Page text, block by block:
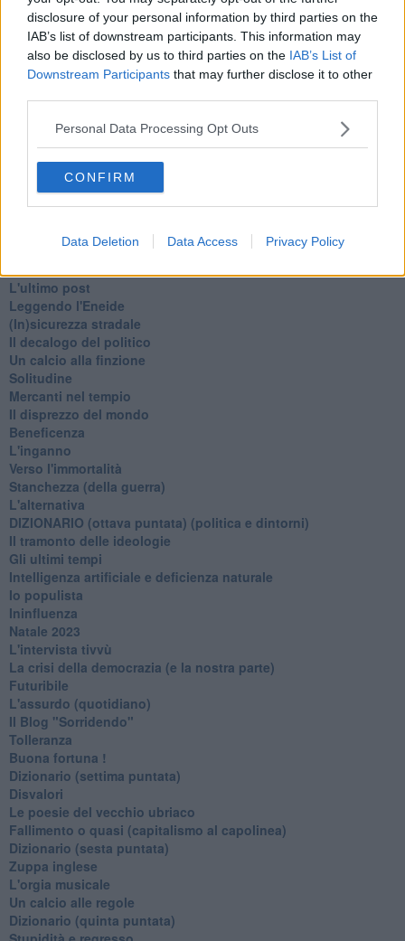
disclosure of your personal information by third parties on the
IAB’s list of downstream participants. This information may
also be disclosed by us to third parties on the IAB’s List of
Downstream Participants that may further disclose it to other
Personal Data Processing Opt Outs
CONFIRM
Data Deletion Data Access Privacy Policy
Schizzi di fango
Sor-riso amaro
Fine anno al ristorante
La festa di Capodanno
Re e regnanti
A noi interessa il dito non la luna
Una performance
Il compagno
​Io (allo specchio)
Passato, presente, futuro
La virtù del non fare
L'ultimo post
Leggendo l'Eneide
​(In)sicurezza stradale
Il decalogo del politico
Un calcio alla finzione
Solitudine
Mercanti nel tempio
Il disprezzo del mondo
Beneficenza
L'inganno
Verso l'immortalità
Stanchezza (della guerra)
L'alternativa
​DIZIONARIO (ottava puntata) (politica e dintorni)
Il tramonto delle ideologie
Gli ultimi tempi
Intelligenza artificiale e deficienza naturale
Io populista
Ininfluenza
Natale 2023
L'intervista tivvù
La crisi della democrazia (e la nostra parte)
Futuribile
L'assurdo (quotidiano)
Il Blog "Sorridendo"
Tolleranza
Buona fortuna !
​Dizionario (settima puntata)
Disvalori
Le poesie del vecchio ubriaco
Fallimento o quasi (capitalismo al capolinea)
Dizionario (sesta puntata)
Zuppa inglese
L'orgia musicale
Un calcio alle regole
Dizionario (quinta puntata)